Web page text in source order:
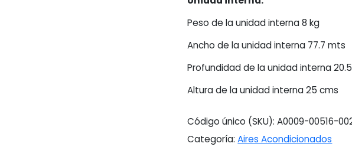
Peso de la unidad interna 8 kg
Ancho de la unidad interna 77.7 mts
Profundidad de la unidad interna
Altura de la unidad interna 25 cms
Código único (SKU):A0009-00516-
Categoría:Aires Acondicionados